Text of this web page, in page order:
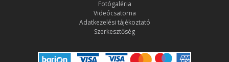
Fotógaléria
Videócsatorna
Adatkezelési tájékoztató
Szerkesztőség